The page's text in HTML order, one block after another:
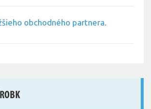
obchodného partnera.